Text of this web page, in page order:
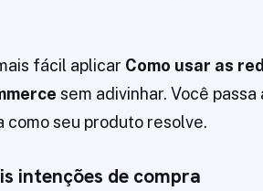
fácil aplicar Como usar as
sem adivinhar. Você
como seu produto resolve.
intenções de compra